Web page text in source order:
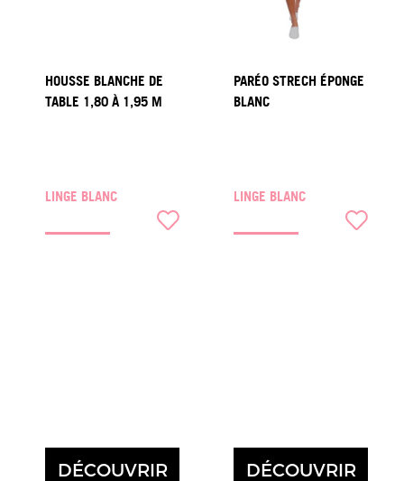
HOUSSE BLANCHE DE
TABLE 1,80 À 1,95 M
LINGE BLANC
DÉCOUVRIR
PARÉO STRECH ÉPONGE
BLANC
LINGE BLANC
DÉCOUVRIR